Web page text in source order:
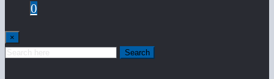
0
×
Search